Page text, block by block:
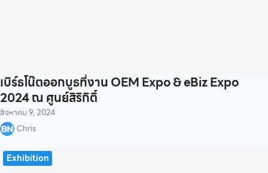
เบิร์ธโน๊ตออกบูธที่งาน OEM Expo & eBiz Expo
2024 ณ ศูนย์สิริกิติ์
สิงหาคม 9, 2024
Chris
Exhibition